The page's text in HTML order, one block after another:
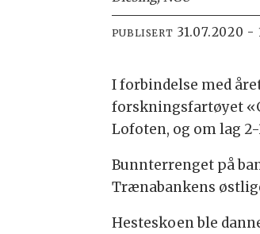
PUBLISERT 31.07.2020 -
I forbindelse med
forskningsfartøyet
Lofoten, og om lag
Bunnterrenget på
Trænabankens
Hesteskoen ble